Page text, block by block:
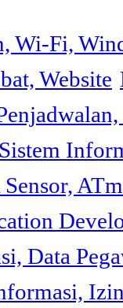
Wi-Fi,
Website
Data